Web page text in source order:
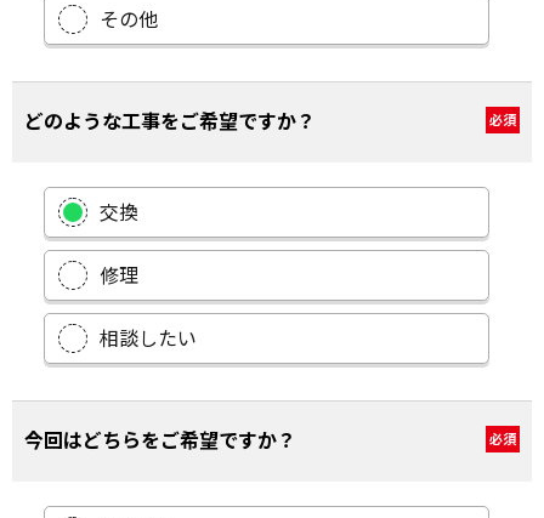
その他
どのような工事をご希望ですか？ 必須
交換
修理
相談したい
今回はどちらをご希望ですか？ 必須